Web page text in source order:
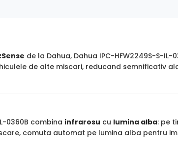
de la Dahua, Dahua IPC-HFW2249S-S-
de alte miscari, reducand semnificativ
0360B combina infrarosu cu lumina alba: pe
comuta automat pe lumina alba pentru